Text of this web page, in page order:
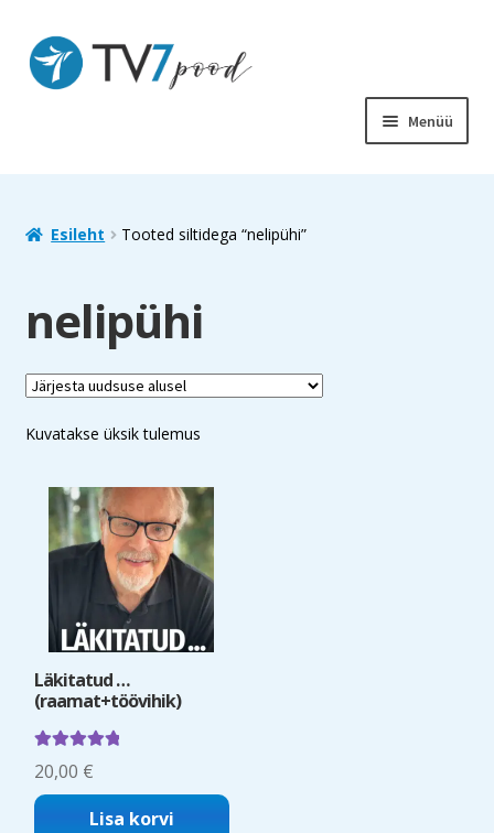
Liigu
navigeerimisele
Liigu
sisu
juurde
Menüü
RAAMATUD
Esileht Tooted siltidega “nelipühi”
nelipühi
Kuvatakse üksik tulemus
Läkitatud …
(raamat+töövihik)
5.00
20,00 €
Lisa korvi